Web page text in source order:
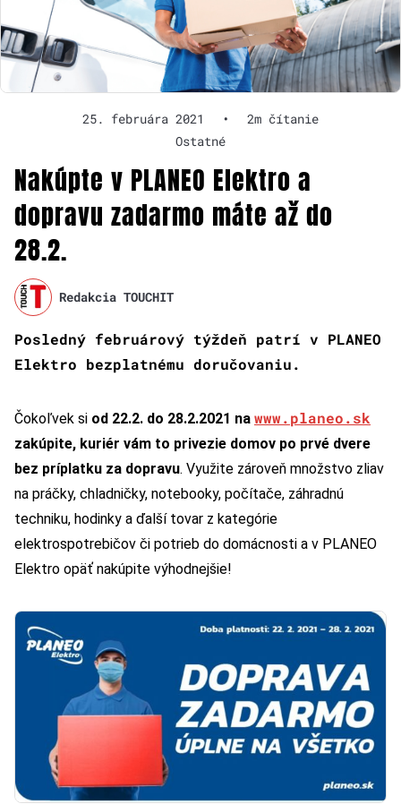
25. februára 2021 •
2m čítanie
Ostatné
Nakúpte v PLANEO Elektro a
dopravu zadarmo máte až do
28.2.
Redakcia TOUCHIT
Posledný februárový týždeň patrí v PLANEO
Elektro bezplatnému doručovaniu.
Čokoľvek si od 22.2. do 28.2.2021 na www.planeo.sk
zakúpite, kuriér vám to privezie domov po prvé dvere
bez príplatku za dopravu. Využite zároveň množstvo zliav
na práčky, chladničky, notebooky, počítače, záhradnú
techniku, hodinky a ďalší tovar z kategórie
elektrospotrebičov či potrieb do domácnosti a v PLANEO
Elektro opäť nakúpite výhodnejšie!